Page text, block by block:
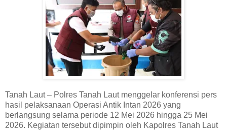
Tanah Laut – Polres Tanah Laut menggelar konferensi pers
hasil pelaksanaan Operasi Antik Intan 2026 yang
berlangsung selama periode 12 Mei 2026 hingga 25 Mei
2026. Kegiatan tersebut dipimpin oleh Kapolres Tanah Laut